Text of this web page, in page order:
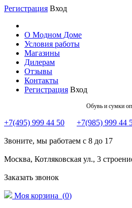
Регистрация Вход
О Модном Доме
Условия работы
Магазины
Дилерам
Отзывы
Контакты
Регистрация Вход
Обувь и сумки
+7(495) 999 44 50 +7(985) 999 44
Звоните, мы работаем с 8 до 17
Москва, Котляковская ул., 3
Заказать звонок
Моя корзина (0)